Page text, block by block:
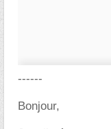
------
Bonjour,